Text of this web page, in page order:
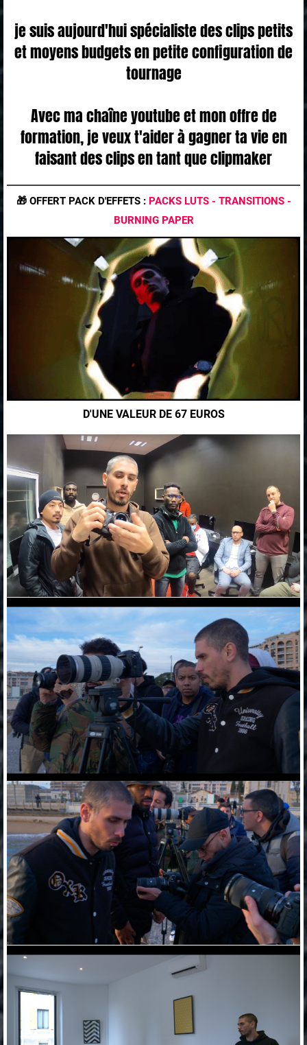
je suis aujourd'hui spécialiste des clips petits
et moyens budgets en petite configuration de
tournage
Avec ma chaîne youtube et mon offre de
formation, je veux t'aider à gagner ta vie en
faisant des clips en tant que clipmaker
🎁 OFFERT PACK D'EFFETS : PACKS LUTS - TRANSITIONS -
BURNING PAPER
D'UNE VALEUR DE 67 EUROS